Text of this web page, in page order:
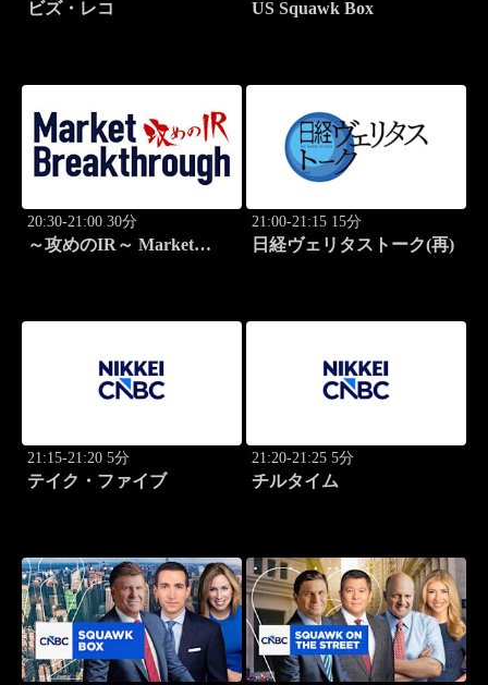
ビズ・レコ US Squawk Box
20:30-21:00 30分
～攻めのIR～ Market
21:00-21:15 15分
日経ヴェリタストーク(再)
21:15-21:20 5分
テイク・ファイブ
21:20-21:25 5分
チルタイム